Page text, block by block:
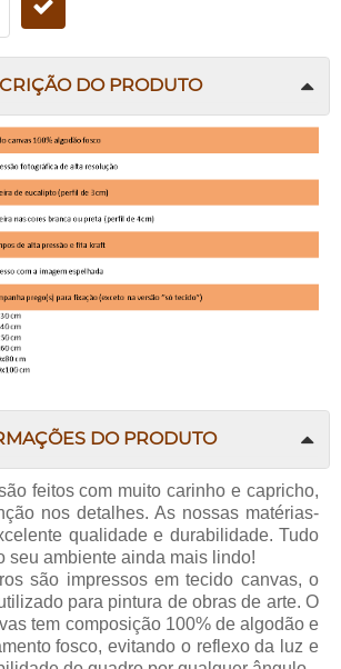
DO PRODUTO
DO PRODUTO
feitos com muito carinho e capricho,
nos detalhes. As nossas matérias-
qualidade e durabilidade. Tudo
seu ambiente ainda mais lindo!
são impressos em tecido canvas, o
para pintura de obras de arte. O
tem composição 100% de algodão e
fosco, evitando o reflexo da luz e